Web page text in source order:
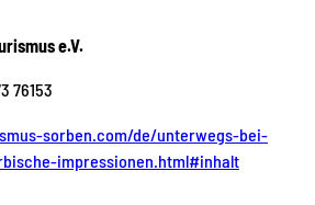
e.V.
76153
sorben.com/de/unterwegs-bei-
impressionen.html#inhalt